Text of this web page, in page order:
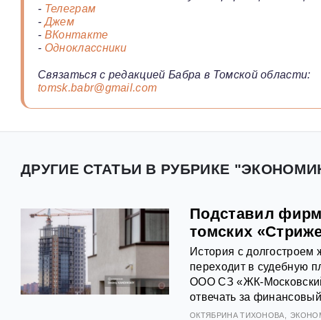
- Телеграм
-Джем
- ВКонтакте
- Одноклассники
Связаться с редакцией Бабра в Томской области:
tomsk.babr@gmail.com
ДРУГИЕ СТАТЬИ В РУБРИКЕ
Подставил
томских
История с долгостроем
переходит в судебную
ООО СЗ «ЖК-
отвечать за
ОКТЯБРИНА ТИХОНОВА